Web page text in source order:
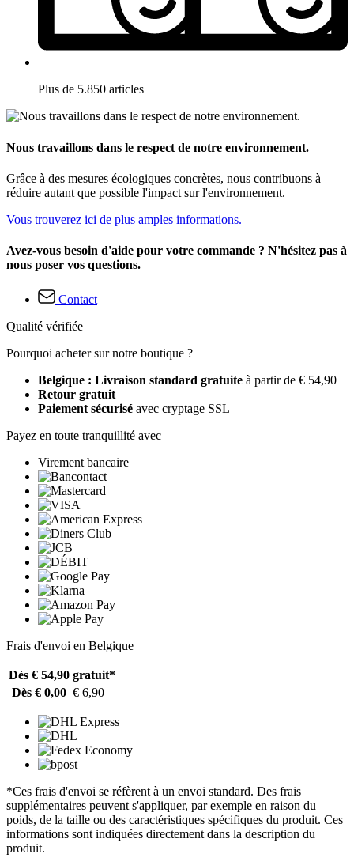
Plus de 5.850 articles
Nous travaillons dans le respect de notre environnement.
Grâce à des mesures écologiques concrètes, nous contribuons à
réduire autant que possible l'impact sur l'environnement.
Vous trouverez ici de plus amples informations.
Avez-vous besoin d'aide pour votre commande ? N'hésitez pas à
nous poser vos questions.
Contact
Qualité vérifiée
Pourquoi acheter sur notre boutique ?
Belgique : Livraison standard gratuite à partir de € 54,90
Retour gratuit
Paiement sécurisé avec cryptage SSL
Payez en toute tranquillité avec
Virement bancaire
Frais d'envoi en Belgique
Dès € 54,90 gratuit*
Dès € 0,00 € 6,90
*Ces frais d'envoi se réfèrent à un envoi standard. Des frais
supplémentaires peuvent s'appliquer, par exemple en raison du
poids, de la taille ou des caractéristiques spécifiques du produit. Ces
informations sont indiquées directement dans la description du
produit.